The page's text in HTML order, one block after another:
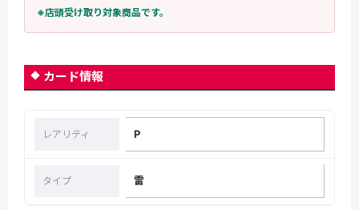
※店頭受け取り対象商品です。
カード情報
レアリティ P
タイプ 雷